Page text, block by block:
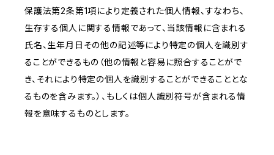
保護法第2条第1項により定義された個人情報、すなわち、
生存する個人に関する情報であって、当該情報に含まれる
氏名、生年月日その他の記述等により特定の個人を識別す
ることができるもの（他の情報と容易に照合することがで
き、それにより特定の個人を識別することができることとな
るものを含みます。）、もしくは個人識別符号が含まれる情
報を意味するものとします。